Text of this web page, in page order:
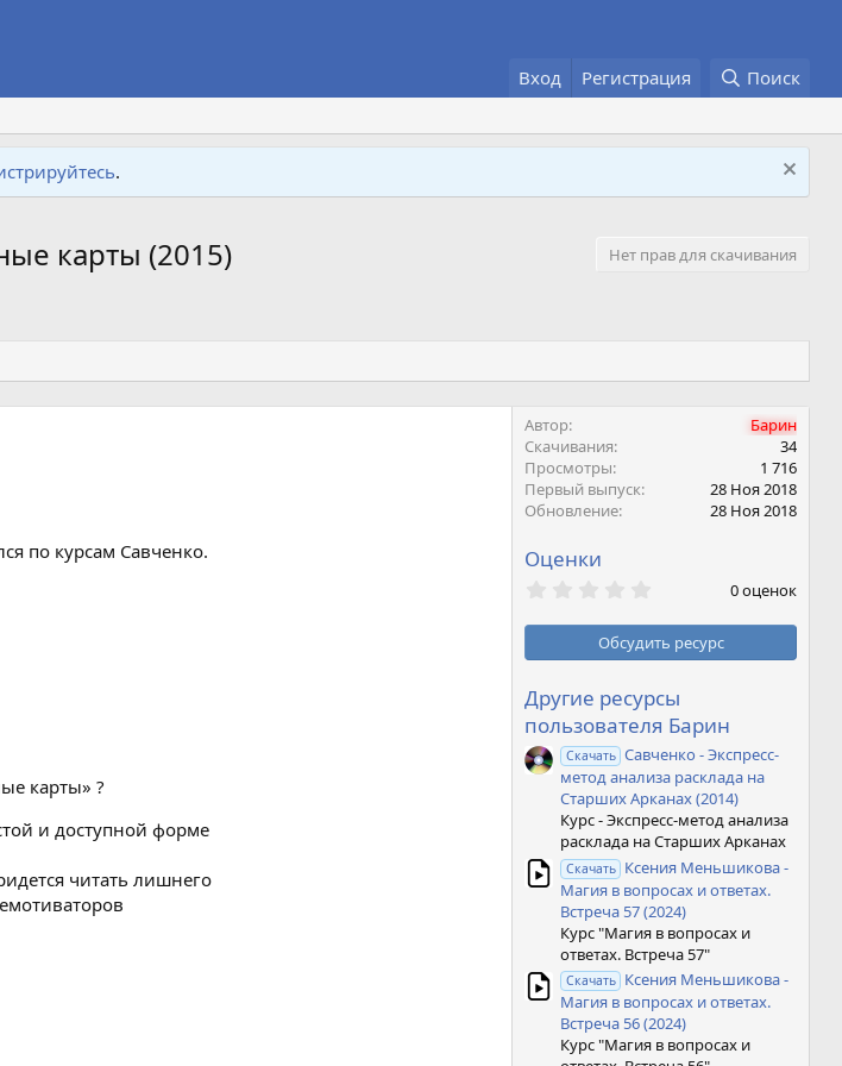
Вход Регистрация Поиск
.
карты (2015) Нет прав для скачивания
по курсам Савченко.
карты» ?
и доступной форме
читать лишнего
Автор
Барин
Скачивания
34
Просмотры
1 716
Первый выпуск
28 Ноя 2018
Обновление
28 Ноя 2018
Оценки
0
0
з
ё
з
д
0 оценок
Обсудить ресурс
Другие ресурсы
пользователя Барин
Скачать Савченко - Экспресс-
метод анализа расклада на
Старших Арканах (2014)
Курс - Экспресс-метод анализа
расклада на Старших Арканах
Скачать Ксения Меньшикова -
Магия в вопросах и ответах.
Встреча 57 (2024)
Курс "Магия в вопросах и
ответах. Встреча 57"
Скачать Ксения Меньшикова -
Магия в вопросах и ответах.
Встреча 56 (2024)
Курс "Магия в вопросах и